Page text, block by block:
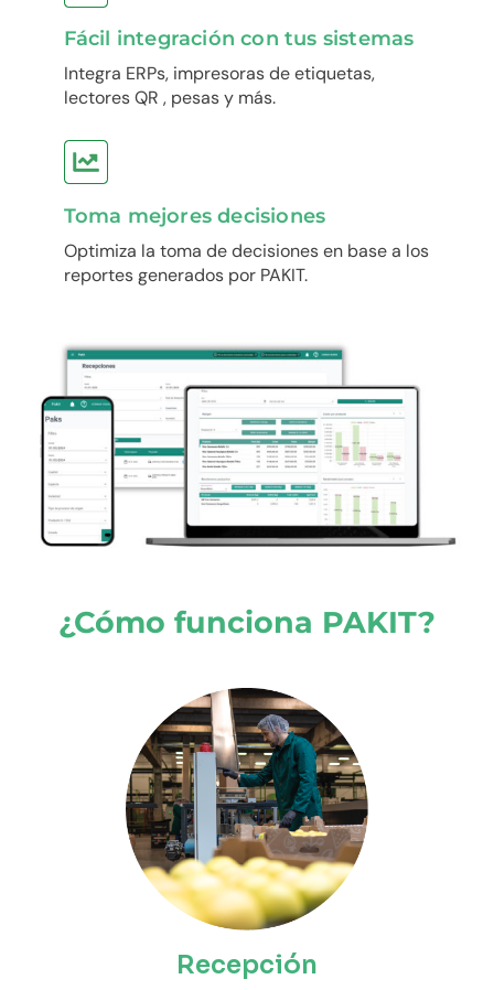
Fácil integración con tus sistemas
Integra ERPs, impresoras de etiquetas,
lectores QR , pesas y más.
Toma mejores decisiones
Optimiza la toma de decisiones en base a los
reportes generados por PAKIT.
¿Cómo funciona PAKIT?
Recepción